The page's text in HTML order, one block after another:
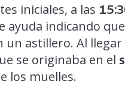
iniciales, a las
ayuda indicando que
un astillero. Al
se originaba en el
los muelles.